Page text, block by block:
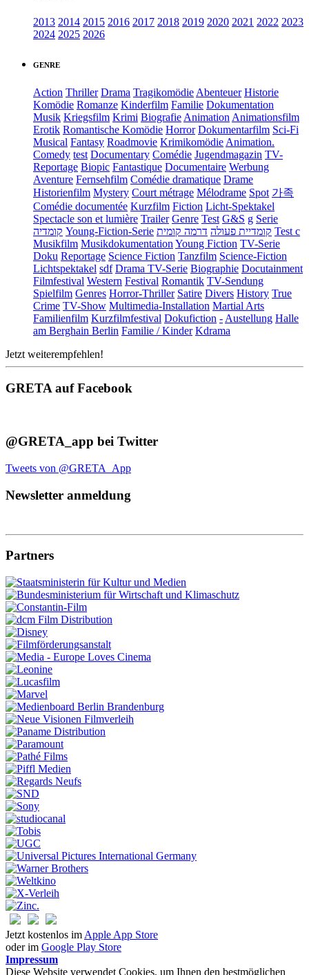
2013 2014 2015 2016 2017 2018 2019 2020 2021 2022 2023
2024 2025 2026
GENRE
Action Thriller Drama Tragikomödie Abenteuer Historie
Komödie Romanze Kinderfilm Familie Dokumentation
Musik Kriegsfilm Krimi Biografie Animation Animationsfilm
Erotik Romantische Komödie Horror Dokumentarfilm Sci-Fi
Musical Fantasy Roadmovie Krimikomödie Animation.
Comedy test Documentary Comédie Jugendmagazin TV-
Reportage Biopic Fantastique Documentaire Werbung
Aventure Fernsehfilm Comédie dramatique Drame
Historienfilm Mystery Court métrage Mélodrame Spot 가족
Comédie documentée Kurzfilm Fiction Licht-Spektakel
Spectacle son et lumière Trailer Genre Test G&S g Serie
קומדיה Young-Fiction-Serie קומדיית פעולה דרמה קומית
Test c
Musikfilm Musikdokumentation Young Fiction TV-Serie
Doku Reportage Science Fiction Tanzfilm Science-Fiction
Lichtspektakel sdf Drama TV-Serie Biographie Docutainment
Filmfestival Western Festival Romantik TV-Sendung
Spielfilm Genres Horror-Thriller Satire Divers History True
Crime TV-Show Multimedia-Installation Martial Arts
Familienfilm Kurzfilmfestival Dokufiction - Austellung Halle
am Berghain Berlin Familie / Kinder Kdrama
Jetzt weiterempfehlen!
GRETA auf Facebook
@GRETA_app bei Twitter
Tweets von @GRETA_App
Newsletter anmeldung
Partners
Jetzt kostenlos im Apple App Store
oder im Google Play Store
Impressum
Diese Website verwendet Cookies, um Ihnen den bestmöglichen